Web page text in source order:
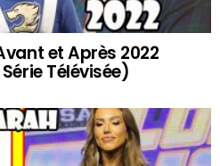
et Après 2022
Télévisée)